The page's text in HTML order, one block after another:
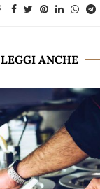
LEGGI ANCHE